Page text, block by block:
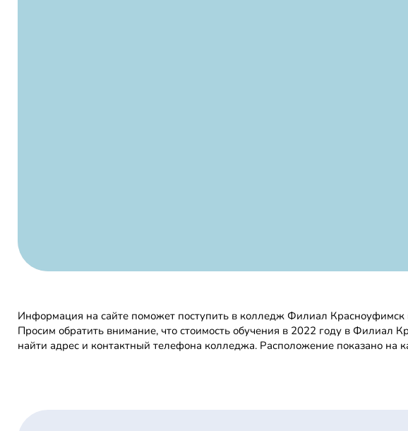
Информация на сайте поможет поступить в колледж Филиал
Просим обратить внимание, что стоимость обучения в 2022 году в
найти адрес и контактный телефона колледжа. Расположение показано